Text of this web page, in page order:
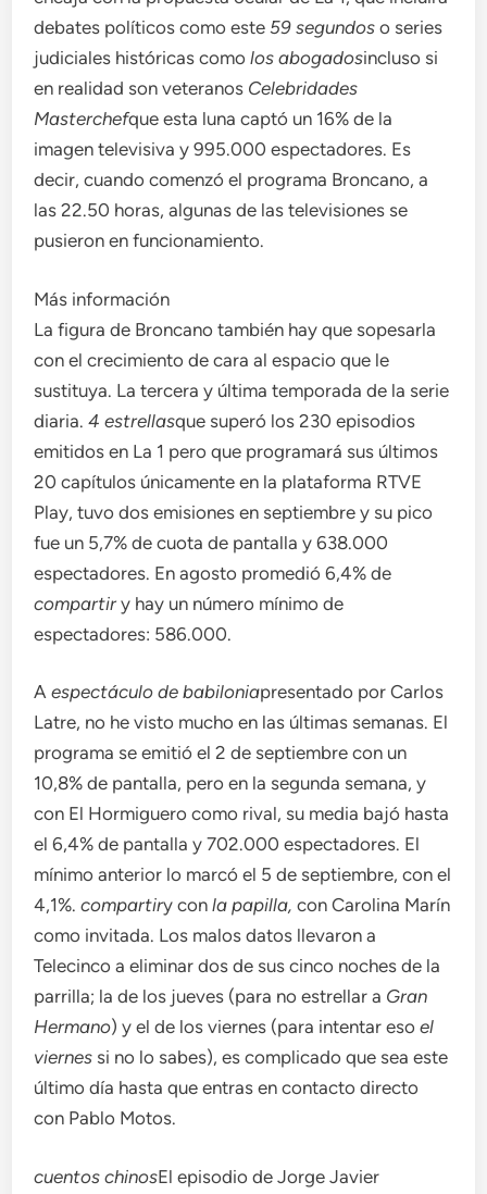
debates políticos como este59 segundoso series
judiciales históricas comolos abogadosincluso si
en realidad son veteranos Celebridades
Masterchefque esta luna captó un 16% de la
imagen televisiva y 995.000 espectadores. Es
decir, cuando comenzó el programa Broncano, a
las 22.50 horas, algunas de las televisiones se
pusieron en funcionamiento.
Más información
La figura de Broncano también hay que sopesarla
con el crecimiento de cara al espacio que le
sustituya. La tercera y última temporada de la serie
diaria. 4 estrellasque superó los 230 episodios
emitidos en La 1 pero que programará sus últimos
20 capítulos únicamente en la plataforma RTVE
Play, tuvo dos emisiones en septiembre y su pico
fue un 5,7% de cuota de pantalla y 638.000
espectadores. En agosto promedió 6,4% de
compartiry hay un número mínimo de
espectadores: 586.000.
A espectáculo de babiloniapresentado por Carlos
Latre, no he visto mucho en las últimas semanas. El
programa se emitió el 2 de septiembre con un
10,8% de pantalla, pero en la segunda semana, y
con El Hormiguero como rival, su media bajó hasta
el 6,4% de pantalla y 702.000 espectadores. El
mínimo anterior lo marcó el 5 de septiembre, con el
4,1%.compartiry conla papilla,con Carolina Marín
como invitada. Los malos datos llevaron a
Telecinco a eliminar dos de sus cinco noches de la
parrilla; la de los jueves (para no estrellar a Gran
Hermano) y el de los viernes (para intentar esoel
viernes si no lo sabes), es complicado que sea este
último día hasta que entras en contacto directo
con Pablo Motos.
cuentos chinosEl episodio de Jorge Javier